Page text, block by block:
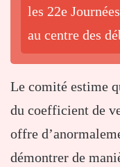
les 22e
au centre des
Le comité estime
du coefficient de
offre
démontrer de